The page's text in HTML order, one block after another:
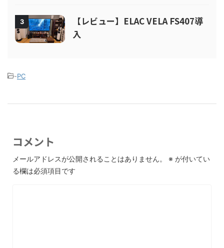
3
【レビュー】ELAC VELA FS407導
入
-PC
コメント
メールアドレスが公開されることはありません。 ※ が付いてい
る欄は必須項目です